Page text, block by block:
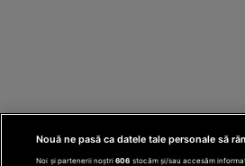
Nouă ne pasă ca datele tale personale să
Noi și partenerii noștri606 stocăm și/sau accesăm